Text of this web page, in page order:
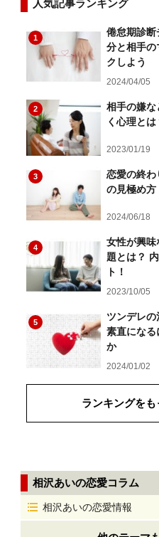
人気記事ランキング
1
倦怠期診断
分と相手の
クしよう
2024/04/05
2
相手の嫌な
く心理と
2023/01/19
3
恋愛の終
の見極め方
2024/06/18
4
女性が興
題とは？
ト！
2023/10/05
5
ツンデレ
素直になる
か
2024/01/02
ランキングをも
相沢あいの恋愛コラム
相沢あいの恋愛情報